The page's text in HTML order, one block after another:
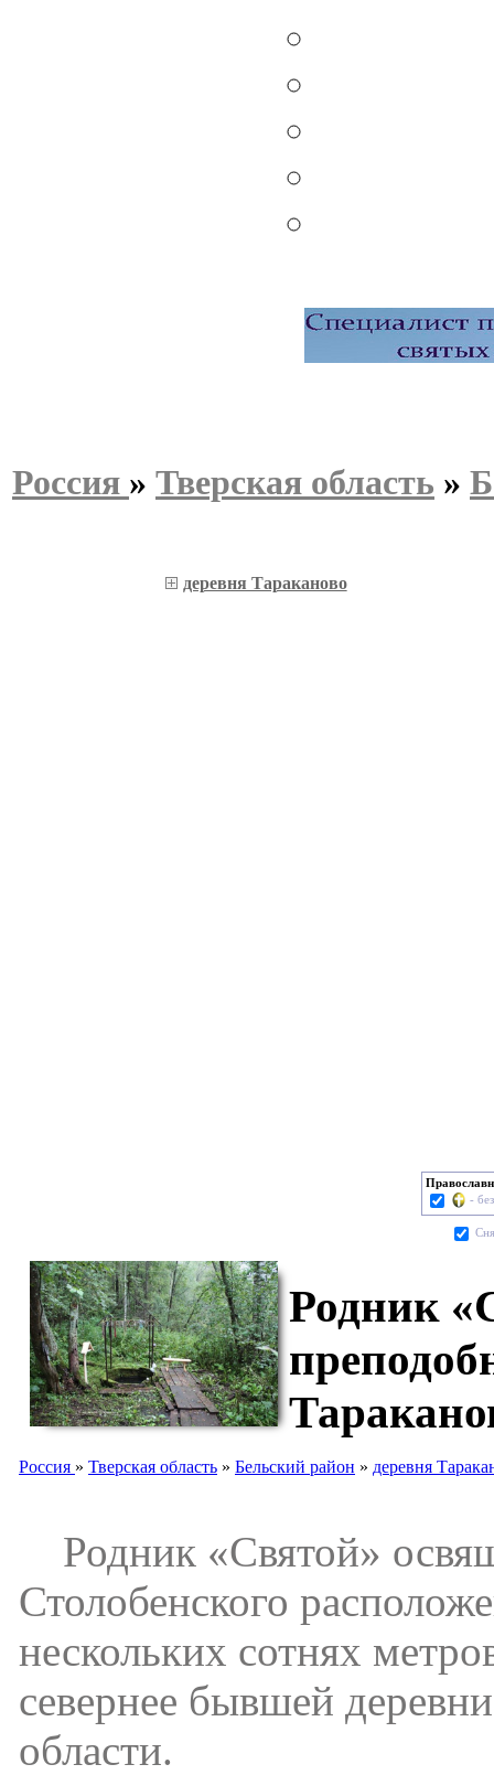
Россия » Тверская область »
деревня Тараканово
-
Родник
Россия » Тверская область » Бельский район » деревня
Родник «Святой»
Столобенского
нескольких сотнях
севернее бывшей
области.